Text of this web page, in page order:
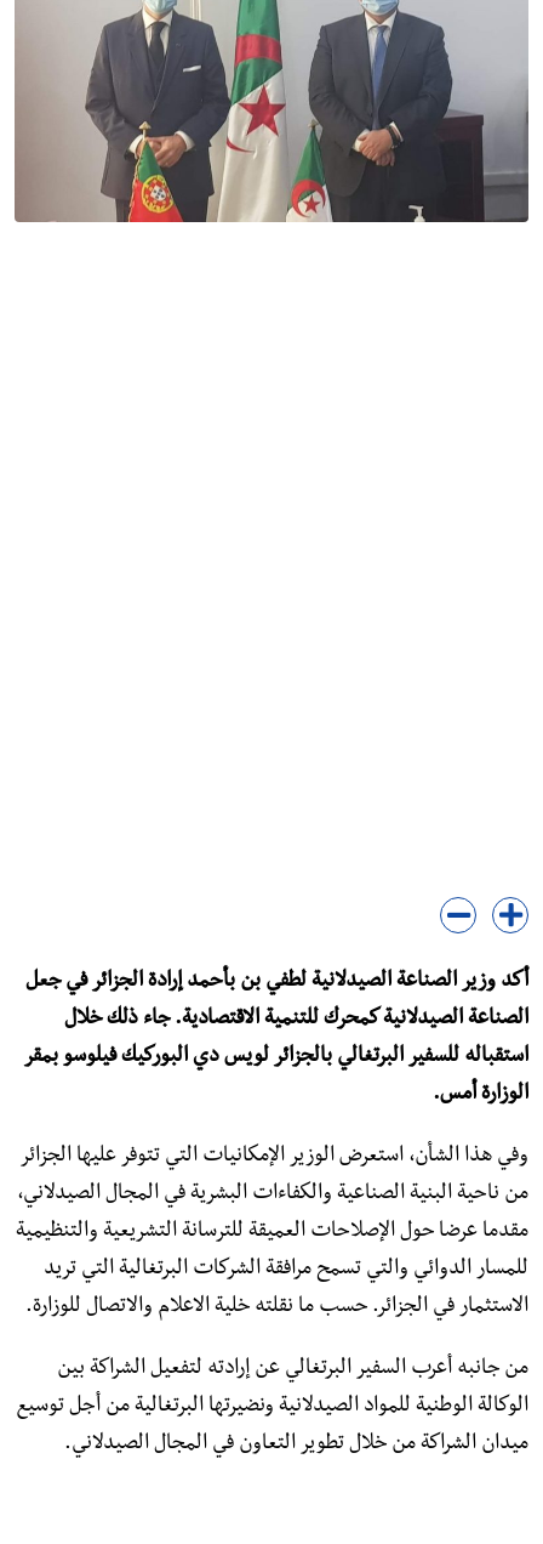
أكد وزير الصناعة الصيدلانية لطفي بن بأحمد إرادة الجزائر في جعل
الصناعة الصيدلانية كمحرك للتنمية الاقتصادية. جاء ذلك خلال
استقباله للسفير البرتغالي بالجزائر لويس دي البوركيك فيلوسو بمقر
الوزارة أمس.
وفي هذا الشأن، استعرض الوزير الإمكانيات التي تتوفر عليها الجزائر
من ناحية البنية الصناعية والكفاءات البشرية في المجال الصيدلاني،
مقدما عرضا حول الإصلاحات العميقة للترسانة التشريعية والتنظيمية
للمسار الدوائي والتي تسمح مرافقة الشركات البرتغالية التي تريد
الاستثمار في الجزائر. حسب ما نقلته خلية الاعلام والاتصال للوزارة.
من جانبه أعرب السفير البرتغالي عن إرادته لتفعيل الشراكة بين
الوكالة الوطنية للمواد الصيدلانية ونضيرتها البرتغالية من أجل توسيع
ميدان الشراكة من خلال تطوير التعاون في المجال الصيدلاني.